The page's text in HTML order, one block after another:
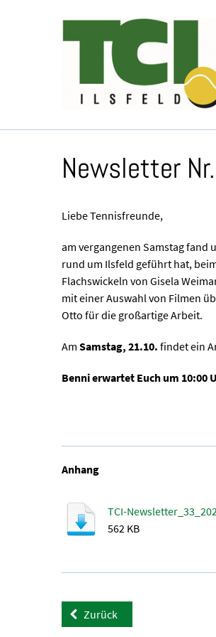
Newsletter
Liebe Tennisfreunde,
am vergangenen Samstag fand
rund um Ilsfeld geführt hat,
Flachswickeln von Gisela
mit einer Auswahl von Filmen
Otto für die großartige Arbeit.
Am Samstag, 21.10. findet ein
Benni erwartet Euch um 10:00
Anhang
TCI-
562 KB
Zurück